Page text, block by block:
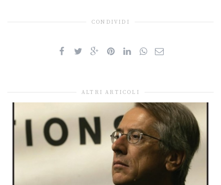
CONDIVIDI
ALTRI ARTICOLI